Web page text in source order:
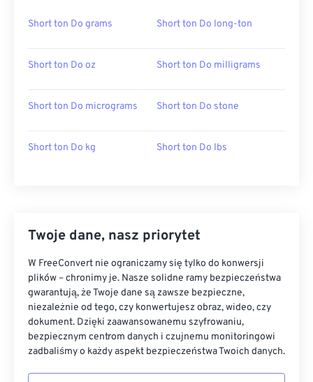
Short ton Do grams Short ton Do long-ton
Short ton Do oz Short ton Do milligrams
Short ton Do micrograms Short ton Do stone
Short ton Do kg Short ton Do lbs
Twoje dane, nasz priorytet
W FreeConvert nie ograniczamy się tylko do konwersji
plików – chronimy je. Nasze solidne ramy bezpieczeństwa
gwarantują, że Twoje dane są zawsze bezpieczne,
niezależnie od tego, czy konwertujesz obraz, wideo, czy
dokument. Dzięki zaawansowanemu szyfrowaniu,
bezpiecznym centrom danych i czujnemu monitoringowi
zadbaliśmy o każdy aspekt bezpieczeństwa Twoich danych.